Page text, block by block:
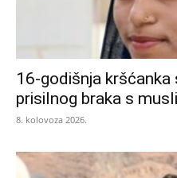
16-godišnja
prisilnog braka s
8. kolovoza 2026.